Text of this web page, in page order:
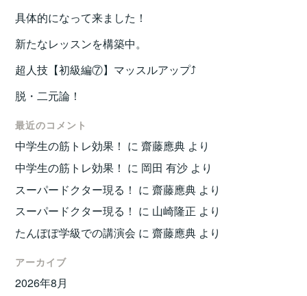
具体的になって来ました！
新たなレッスンを構築中。
超人技【初級編⑦】マッスルアップ⤴️
脱・二元論！
最近のコメント
中学生の筋トレ効果！ に齋藤應典 より
中学生の筋トレ効果！ に 岡田 有沙 より
スーパードクター現る！ に齋藤應典 より
スーパードクター現る！ に 山崎隆正 より
たんぽぽ学級での講演会 に齋藤應典 より
アーカイブ
2026年8月